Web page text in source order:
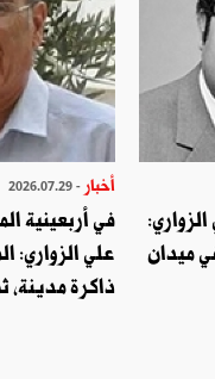
ميدان
أخبار - 2026.07.29
في أربعينية
علي الزواري:
ذاكرة مدينة،